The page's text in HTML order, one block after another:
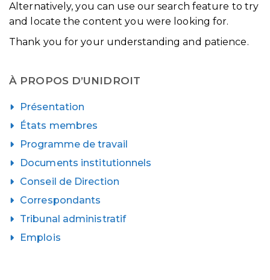
Alternatively, you can use our search feature to try
and locate the content you were looking for.
Thank you for your understanding and patience.
À PROPOS D’UNIDROIT
Présentation
États membres
Programme de travail
Documents institutionnels
Conseil de Direction
Correspondants
Tribunal administratif
Emplois